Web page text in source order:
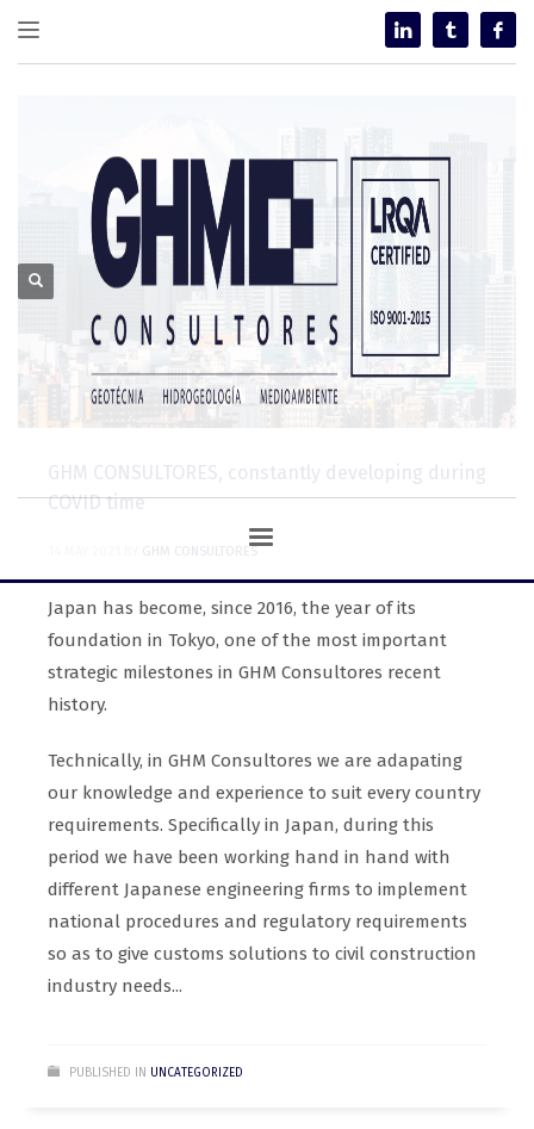
GHM CONSULTORES, constantly developing during
COVID time
GHM CONSULTORES
Japan has become, since 2016, the year of its
foundation in Tokyo, one of the most important
strategic milestones in GHM Consultores recent
history.
Technically, in GHM Consultores we are adapating
our knowledge and experience to suit every country
requirements. Specifically in Japan, during this
period we have been working hand in hand with
different Japanese engineering firms to implement
national procedures and regulatory requirements
so as to give customs solutions to civil construction
industry needs...
PUBLISHED IN UNCATEGORIZED